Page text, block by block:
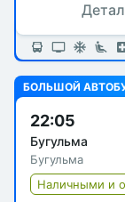
БОЛЬШОЙ
22:05
Бугульма
Бугульма
Наличными и